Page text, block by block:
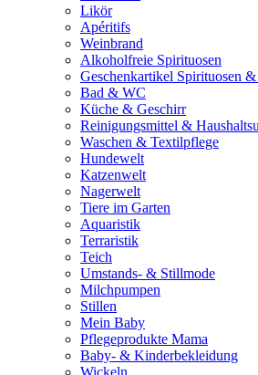
Likör
Apéritifs
Weinbrand
Alkoholfreie Spirituosen
Geschenkartikel Spirituosen
Bad & WC
Küche & Geschirr
Reinigungsmittel &
Waschen & Textilpflege
Hundewelt
Katzenwelt
Nagerwelt
Tiere im Garten
Aquaristik
Terraristik
Teich
Umstands- & Stillmode
Milchpumpen
Stillen
Mein Baby
Pflegeprodukte Mama
Baby- & Kinderbekleidung
Wickeln